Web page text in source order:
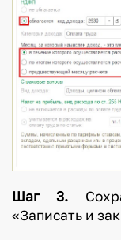
Шаг 3.
«Записать и